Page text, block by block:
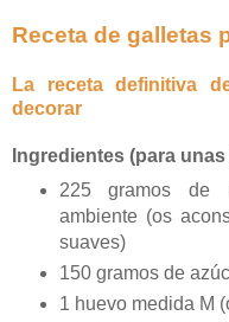
Receta de galletas
La receta definitiva
decorar
Ingredientes (para
225 gramos de
ambiente (os
suaves)
150 gramos de
1 huevo medida M